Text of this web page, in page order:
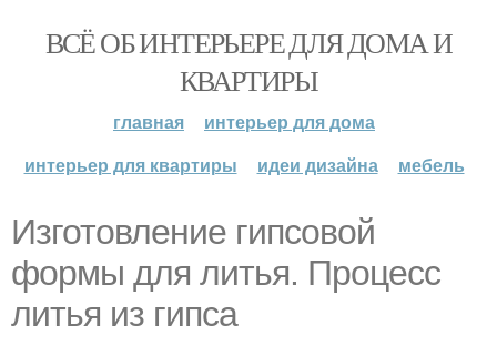
ВСЁ ОБ ИНТЕРЬЕРЕ ДЛЯ ДОМА И
КВАРТИРЫ
главная
интерьер для дома
интерьер для квартиры
идеи дизайна мебель
Изготовление гипсовой
формы для литья. Процесс
литья из гипса